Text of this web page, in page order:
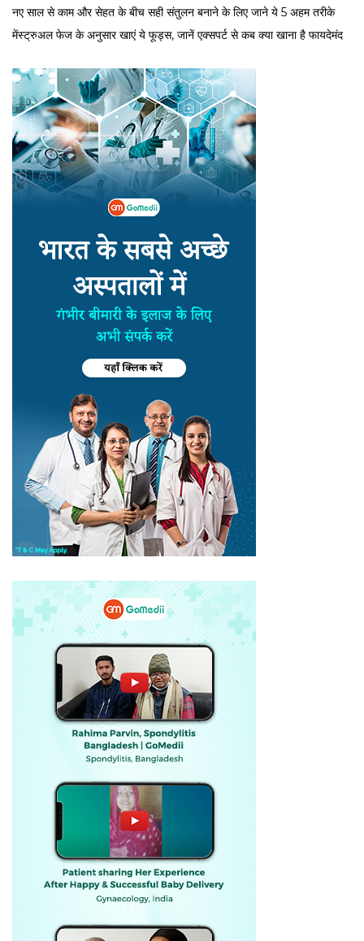
नए साल से काम और सेहत के बीच सही संतुलन बनाने के लिए जाने ये 5 अहम तरीके
मेंस्ट्रुअल फेज के अनुसार खाएं ये फूड्स, जानें एक्सपर्ट से कब क्या खाना है फायदेमंद